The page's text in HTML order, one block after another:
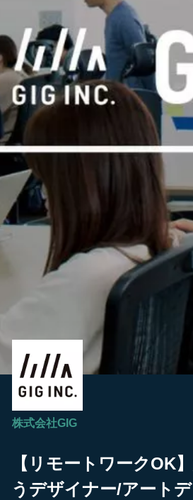
株式会社GIG
【リモートワークOK
うデザイナー/アート